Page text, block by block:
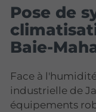
Pose de
Baie-
Face à
industrielle de
équipements